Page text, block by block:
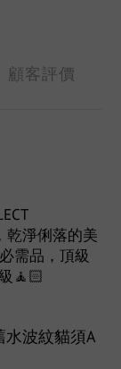
顧客評價
乾淨俐落的美
需品，頂級
🧘🏻
水波紋貓須A